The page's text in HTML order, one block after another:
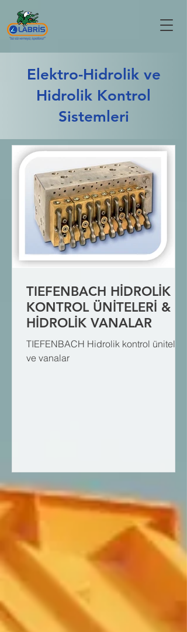
Elektro-Hidrolik ve
Hidrolik Kontrol
Sistemleri
TIEFENBACH HİDROLİK
KONTROL ÜNİTELERİ &
HİDROLİK VANALAR
TIEFENBACH Hidrolik kontrol üniteleri
ve vanalar